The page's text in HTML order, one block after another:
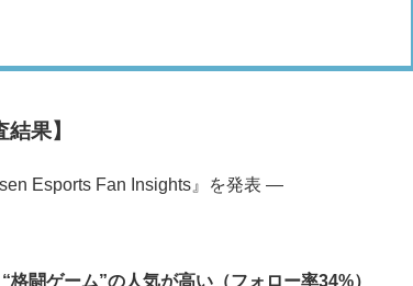
果】
Esports Fan Insights』を発表 ―
“格闘ゲーム”の人気が高い（フォロー率34%）